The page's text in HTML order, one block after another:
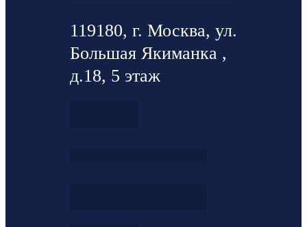
119180, г. Москва, ул.
Большая Якиманка ,
д.18, 5 этаж